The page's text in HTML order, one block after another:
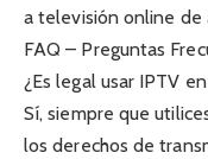
a televisión online de
FAQ – Preguntas
¿Es legal usar IPTV
Sí, siempre que
los derechos de